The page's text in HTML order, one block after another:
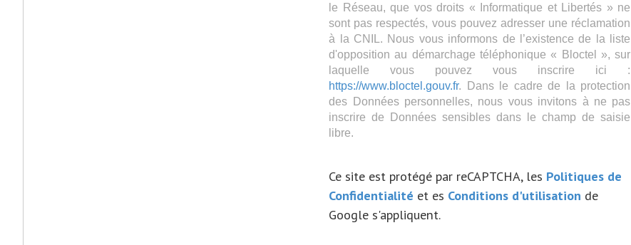
le Réseau, que vos droits « Informatique et Libertés » ne
sont pas respectés, vous pouvez adresser une réclamation
à la CNIL. Nous vous informons de l’existence de la liste
d'opposition au démarchage téléphonique « Bloctel », sur
laquelle vous pouvez vous inscrire ici :
https://www.bloctel.gouv.fr. Dans le cadre de la protection
des Données personnelles, nous vous invitons à ne pas
inscrire de Données sensibles dans le champ de saisie
libre.
Ce site est protégé par reCAPTCHA, les Politiques de
Confidentialité et es Conditions d'utilisation de
Google s'appliquent.